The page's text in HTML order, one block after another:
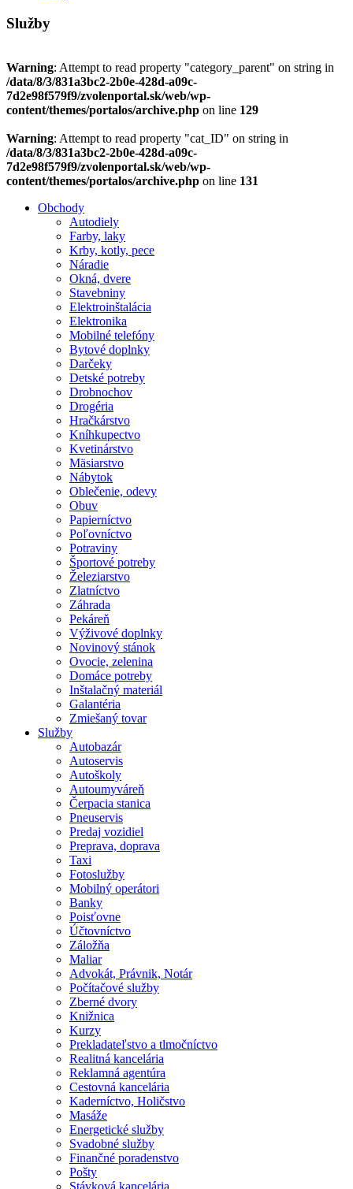
Služby
Warning: Attempt to read property "category_parent" on string in
/data/8/3/831a3bc2-2b0e-428d-a09c-
7d2e98f579f9/zvolenportal.sk/web/wp-
content/themes/portalos/archive.php on line 129
Warning: Attempt to read property "cat_ID" on string in
/data/8/3/831a3bc2-2b0e-428d-a09c-
7d2e98f579f9/zvolenportal.sk/web/wp-
content/themes/portalos/archive.php on line 131
Obchody
Autodiely
Farby, laky
Krby, kotly, pece
Náradie
Okná, dvere
Stavebniny
Elektroinštalácia
Elektronika
Mobilné telefóny
Bytové doplnky
Darčeky
Detské potreby
Drobnochov
Drogéria
Hračkárstvo
Kníhkupectvo
Kvetinárstvo
Mäsiarstvo
Nábytok
Oblečenie, odevy
Obuv
Papierníctvo
Poľovníctvo
Potraviny
Športové potreby
Železiarstvo
Zlatníctvo
Záhrada
Pekáreň
Výživové doplnky
Novinový stánok
Ovocie, zelenina
Domáce potreby
Inštalačný materiál
Galantéria
Zmiešaný tovar
Služby
Autobazár
Autoservis
Autoškoly
Autoumyváreň
Čerpacia stanica
Pneuservis
Predaj vozidiel
Preprava, doprava
Taxi
Fotoslužby
Mobilný operátori
Banky
Poisťovne
Účtovníctvo
Záložňa
Maliar
Advokát, Právnik, Notár
Počítačové služby
Zberné dvory
Knižnica
Kurzy
Prekladateľstvo a tlmočníctvo
Realitná kancelária
Reklamná agentúra
Cestovná kancelária
Kaderníctvo, Holičstvo
Masáže
Energetické služby
Svadobné služby
Finančné poradenstvo
Pošty